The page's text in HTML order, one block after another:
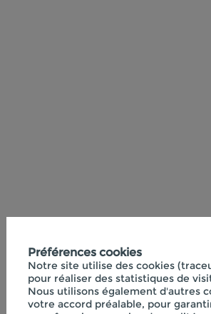
Préférences cookies
Notre site utilise des cookies
pour réaliser des statistiques de
Nous utilisons également d'autres
votre accord préalable, pour